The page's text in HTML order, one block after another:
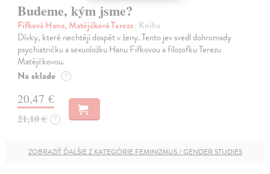
Budeme, kým jsme?
Fifková Hana, Matějčková Tereza| Kniha
Dívky, které nechtějí dospět v ženy. Tento jev svedl dohromady
psychiatričku a sexuoložku Hanu Fifkovou a filozofku Terezu
Matějčkovou.
Na sklade ?
20,47 €
21,10 € ?
ZOBRAZIŤ ĎALŠIE Z KATEGÓRIE FEMINIZMUS / GENDER STUDIES